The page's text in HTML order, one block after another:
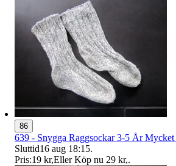
86
639 - Snygga Raggsockar 3-5 År
Sluttid16 aug 18:15.
Pris:19 kr,Eller Köp nu 29 kr,.